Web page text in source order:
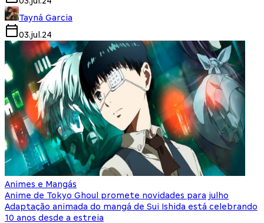
Tayná Garcia
03.jul.24
Animes e Mangás
Anime de Tokyo Ghoul promete novidades para julho
Adaptação animada do mangá de Sui Ishida está celebrando
10 anos desde a estreia